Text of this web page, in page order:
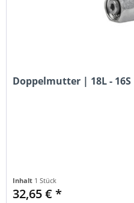
Doppelmutter | 18L - 16S
Inhalt 1 Stück
32,65 € *